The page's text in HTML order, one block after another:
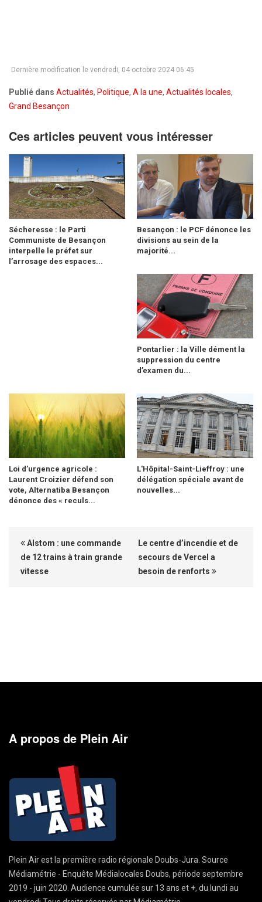
Dernière modification le vendredi, 04 octobre 2024 06:45
Publié dans Actualités, Politique, A la une, Actualités locales,
Grand Besançon
Ces articles peuvent vous intéresser
Sécheresse : le Parti
Communiste de Besançon
interpelle le préfet sur
l’arrosage des espaces...
Besançon : le PCF dénonce les
divisions au sein de la
majorité...
Pontarlier : la Ville dément la
suppression du centre
d’examen du...
Loi d’urgence agricole :
Laurent Croizier défend son
vote, Alternatiba Besançon
dénonce des « reculs...
L'Hôpital-Saint-Lieffroy : une
délégation spéciale avant de
nouvelles...
Alstom : une commande
de 12 trains à train grande
vitesse
Le centre d’incendie et de
secours de Vercel a
besoin de renforts
A propos de Plein Air
Plein Air est la première radio régionale Doubs-Jura. Source
Médiamétrie - Enquête Médialocales Doubs, période septembre
2019 - juin 2020. Audience cumulée sur 13 ans et +, du lundi au